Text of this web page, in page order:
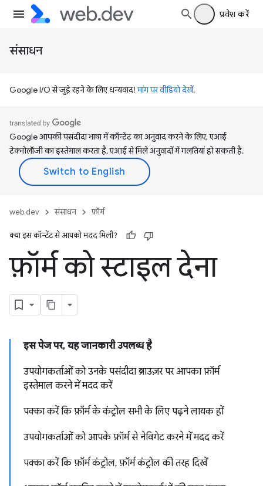
प्रवेश करें
संसाधन
Google I/O से जुड़े रहने के लिए धन्यवाद!मांग पर वीडियो देखें.
Google आपकी पसंदीदा भाषा में कॉन्टेंट का अनुवाद करने के लिए, एआई
टेक्नोलॉजी का इस्तेमाल करता है. एआई से मिले अनुवादों में गलतियां हो सकती हैं.
web.dev संसाधन फ़ॉर्म
क्या इस कॉन्टेंट से आपको मदद मिली?
फ़ॉर्म को स्टाइल देना
इस पेज पर, यह जानकारी उपलब्ध है
उपयोगकर्ताओं को उनके पसंदीदा ब्राउज़र पर आपका फ़ॉर्म
इस्तेमाल करने में मदद करें
पक्का करें कि फ़ॉर्म के कंट्रोल सभी के लिए पढ़ने लायक हों
उपयोगकर्ताओं को आपके फ़ॉर्म से नेविगेट करने में मदद करें
पक्का करें कि फ़ॉर्म कंट्रोल, फ़ॉर्म कंट्रोल की तरह दिखें